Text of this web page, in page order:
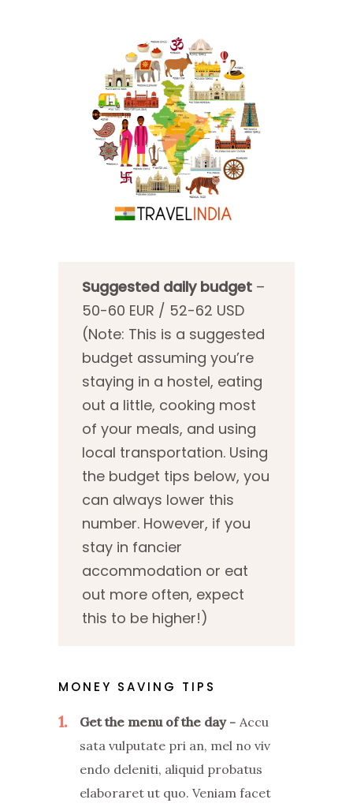
Suggested daily budget –
50-60 EUR / 52-62 USD
(Note: This is a suggested
budget assuming you’re
staying in a hostel, eating
out a little, cooking most
of your meals, and using
local transportation. Using
the budget tips below, you
can always lower this
number. However, if you
stay in fancier
accommodation or eat
out more often, expect
this to be higher!)
MONEY SAVING TIPS
1 Get the menu of the day
Accu
sata vulputate pri an, mel no viv
endo deleniti, aliquid probatus
elaboraret ut quo. Veniam facet